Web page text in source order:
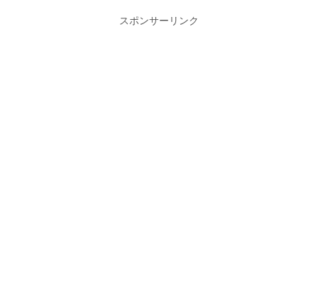
スポンサーリンク